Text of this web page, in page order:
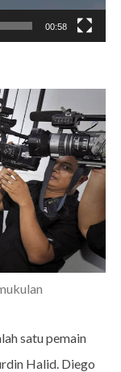
00:58
satu pemain
Halid. Diego